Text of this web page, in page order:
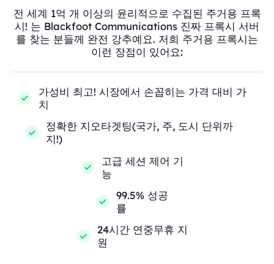
전 세계 1억 개 이상의 윤리적으로 수집된 주거용 프록
시! 는 Blackfoot Communications 진짜 프록시 서버
를 찾는 분들께 완전 강추예요. 저희 주거용 프록시는
이런 장점이 있어요:
가성비 최고! 시장에서 손꼽히는 가격 대비 가
치
정확한 지오타겟팅(국가, 주, 도시 단위까
지!)
고급 세션 제어 기
능
99.5% 성공
률
24시간 연중무휴 지
원